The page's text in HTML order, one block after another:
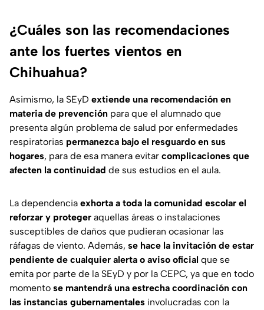
¿Cuáles son las recomendaciones
ante los fuertes vientos en
Chihuahua?
Asimismo, la SEyD extiende una recomendación en
materia de prevención para que el alumnado que
presenta algún problema de salud por enfermedades
respiratorias permanezca bajo el resguardo en sus
hogares, para de esa manera evitar complicaciones que
afecten la continuidad de sus estudios en el aula.
La dependencia exhorta a toda la comunidad escolar el
reforzar y proteger aquellas áreas o instalaciones
susceptibles de daños que pudieran ocasionar las
ráfagas de viento. Además, se hace la invitación de estar
pendiente de cualquier alerta o aviso oficial que se
emita por parte de la SEyD y por la CEPC, ya que en todo
momento se mantendrá una estrecha coordinación con
las instancias gubernamentales involucradas con la